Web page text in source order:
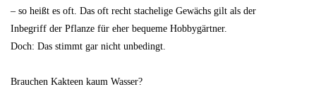
– so heißt es oft. Das oft recht stachelige Gewächs gilt als der
Inbegriff der Pflanze für eher bequeme Hobbygärtner.
Doch: Das stimmt gar nicht unbedingt.
Brauchen Kakteen kaum Wasser?